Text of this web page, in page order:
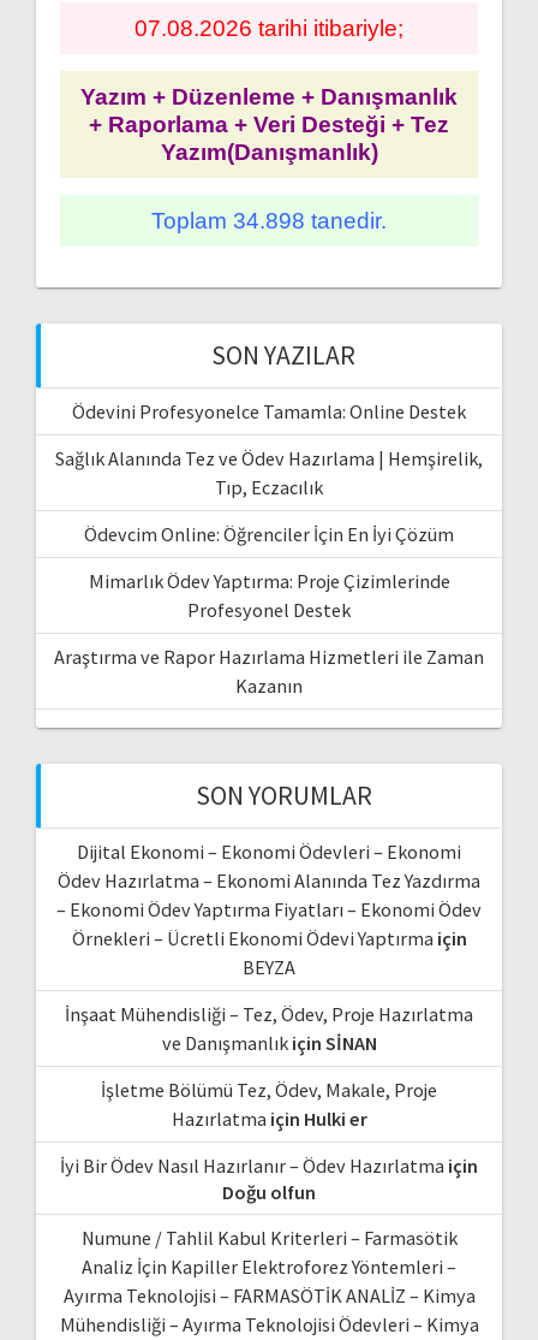
07.08.2026 tarihi itibariyle;
Yazım + Düzenleme + Danışmanlık
+ Raporlama + Veri Desteği + Tez
Yazım(Danışmanlık)
Toplam 34.898 tanedir.
SON YAZILAR
Ödevini Profesyonelce Tamamla: Online Destek
Sağlık Alanında Tez ve Ödev Hazırlama | Hemşirelik,
Tıp, Eczacılık
Ödevcim Online: Öğrenciler İçin En İyi Çözüm
Mimarlık Ödev Yaptırma: Proje Çizimlerinde
Profesyonel Destek
Araştırma ve Rapor Hazırlama Hizmetleri ile Zaman
Kazanın
SON YORUMLAR
Dijital Ekonomi – Ekonomi Ödevleri – Ekonomi
Ödev Hazırlatma – Ekonomi Alanında Tez Yazdırma
– Ekonomi Ödev Yaptırma Fiyatları – Ekonomi Ödev
Örnekleri – Ücretli Ekonomi Ödevi Yaptırma için
BEYZA
İnşaat Mühendisliği – Tez, Ödev, Proje Hazırlatma
ve Danışmanlıkiçin SİNAN
İşletme Bölümü Tez, Ödev, Makale, Proje
Hazırlatma için Hulki er
İyi Bir Ödev Nasıl Hazırlanır – Ödev Hazırlatma için
Doğu olfun
Numune / Tahlil Kabul Kriterleri – Farmasötik
Analiz İçin Kapiller Elektroforez Yöntemleri –
Ayırma Teknolojisi – FARMASÖTİK ANALİZ – Kimya
Mühendisliği – Ayırma Teknolojisi Ödevleri – Kimya